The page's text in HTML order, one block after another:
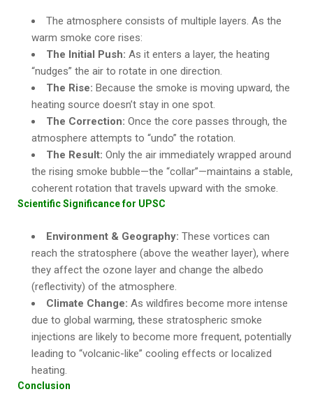
The atmosphere consists of multiple layers. As the
warm smoke core rises:
The Initial Push: As it enters a layer, the heating
“nudges” the air to rotate in one direction.
The Rise: Because the smoke is moving upward, the
heating source doesn’t stay in one spot.
The Correction: Once the core passes through, the
atmosphere attempts to “undo” the rotation.
The Result: Only the air immediately wrapped around
the rising smoke bubble—the “collar”—maintains a stable,
coherent rotation that travels upward with the smoke.
Scientific Significance for UPSC
Environment & Geography: These vortices can
reach the stratosphere (above the weather layer), where
they affect the ozone layer and change the albedo
(reflectivity) of the atmosphere.
Climate Change: As wildfires become more intense
due to global warming, these stratospheric smoke
injections are likely to become more frequent, potentially
leading to “volcanic-like” cooling effects or localized
heating.
Conclusion